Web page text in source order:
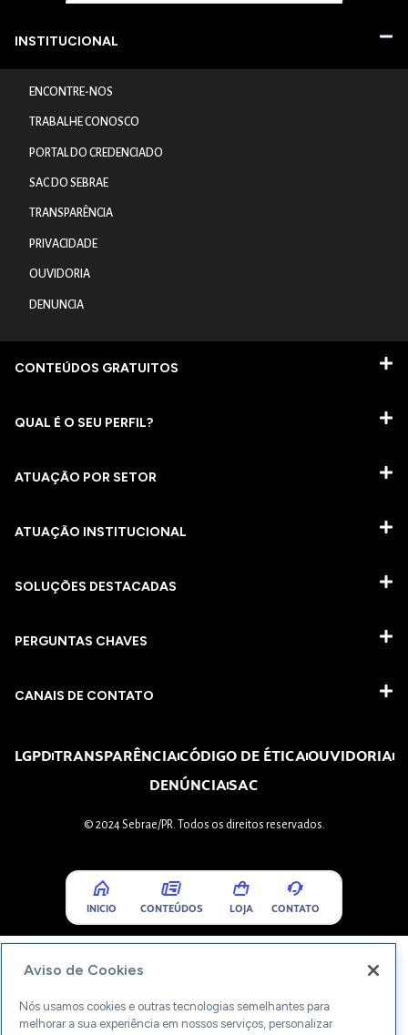
INSTITUCIONAL
ENCONTRE-NOS
TRABALHE CONOSCO
PORTAL DO CREDENCIADO
SAC DO SEBRAE
TRANSPARÊNCIA
PRIVACIDADE
OUVIDORIA
DENUNCIA
CONTEÚDOS GRATUITOS
QUAL É O SEU PERFIL?
ATUAÇÃO POR SETOR
ATUAÇÃO INSTITUCIONAL
SOLUÇÕES DESTACADAS
PERGUNTAS CHAVES​
CANAIS DE CONTATO
LGPDTRANSPARÊNCIACÓDIGO DE ÉTICAOUVIDORIA
DENÚNCIASAC
© 2024 Sebrae/PR. Todos os direitos reservados.
INICIO CONTEÚDOS LOJA CONTATO
Aviso de Cookies
Nós usamos cookies e outras tecnologias semelhantes para
melhorar a sua experiência em nossos serviços, personalizar